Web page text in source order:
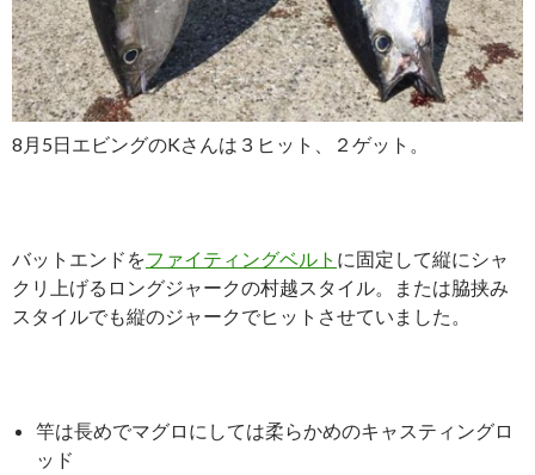
8月5日エビングのKさんは３ヒット、２ゲット。
バットエンドをファイティングベルト に固定して縦にシャ
クリ上げるロングジャークの村越スタイル。または脇挟み
スタイルでも縦のジャークでヒットさせていました。
竿は長めでマグロにしては柔らかめのキャスティングロ
ッド